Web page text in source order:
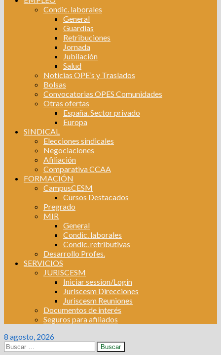
Condic. laborales
General
Guardias
Retribuciones
Jornada
Jubilación
Salud
Noticias OPE’s y Traslados
Bolsas
Convocatorias OPES Comunidades
Otras ofertas
España. Sector privado
Europa
SINDICAL
Elecciones sindicales
Negociaciones
Afiliación
Comparativa CCAA
FORMACIÓN
CampusCESM
Cursos Destacados
Pregrado
MIR
General
Condic. laborales
Condic. retributivas
Desarrollo Profes.
SERVICIOS
JURISCESM
Iniciar session/Login
Juriscesm Direcciones
Juriscesm Reuniones
Documentos de interés
Seguros para afiliados
8 agosto, 2026
Buscar: